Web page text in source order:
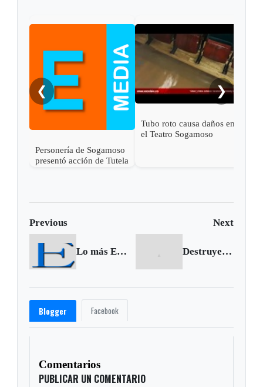
❮
Personería de Sogamoso
presentó acción de Tutela
Tubo roto causa daños en
el Teatro Sogamoso
❯
Previous Next
Lo más Excelsio de la semana, 17 al 23 de abril de 2016 Destruyen laboratorio del narcotráfico en Guayatá
Blogger Facebook
Comentarios
PUBLICAR UN COMENTARIO